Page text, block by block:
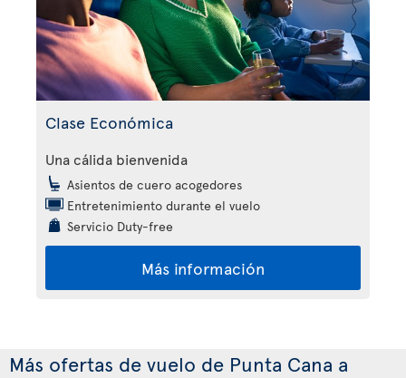
Clase Económica
Una cálida bienvenida
Asientos de cuero acogedores
Entretenimiento durante el vuelo
Servicio Duty-free
Más información
Más ofertas de vuelo de Punta Cana a